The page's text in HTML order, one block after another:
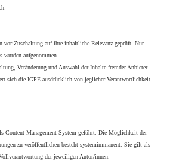
vor Zuschaltung auf ihre inhaltliche Relevanz geprüft. Nur
aufgenommen.
Veränderung und Auswahl der Inhalte fremder Anbieter
sich die IGPE ausdrücklich von jeglicher Verantwortlichkeit
Content-Management-System geführt. Die Möglichkeit der
zu veröffentlichen besteht systemimmanent. Sie gilt als
der jeweiligen Autor/innen.